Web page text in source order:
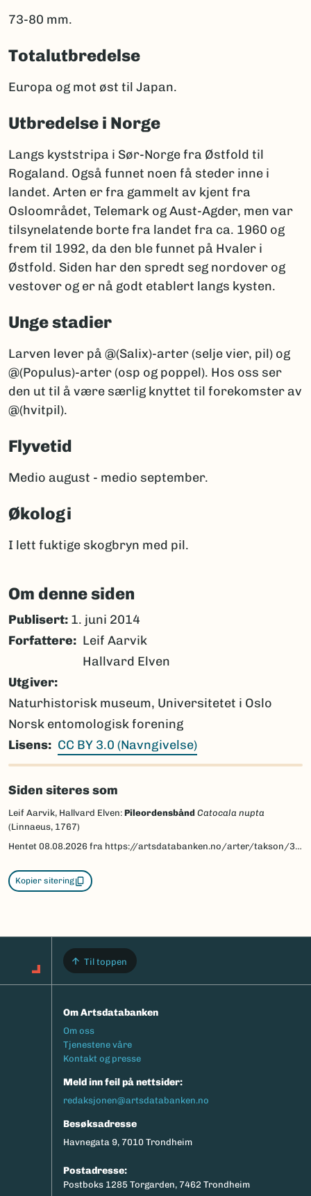
73-80 mm.
Totalutbredelse
Europa og mot øst til Japan.
Utbredelse i Norge
Langs kyststripa i Sør-Norge fra Østfold til
Rogaland. Også funnet noen få steder inne i
landet. Arten er fra gammelt av kjent fra
Osloområdet, Telemark og Aust-Agder, men var
tilsynelatende borte fra landet fra ca. 1960 og
frem til 1992, da den ble funnet på Hvaler i
Østfold. Siden har den spredt seg nordover og
vestover og er nå godt etablert langs kysten.
Unge stadier
Larven lever på @(Salix)-arter (selje vier, pil) og
@(Populus)-arter (osp og poppel). Hos oss ser
den ut til å være særlig knyttet til forekomster av
@(hvitpil).
Flyvetid
Medio august - medio september.
Økologi
I lett fuktige skogbryn med pil.
Om denne siden
Publisert: 1. juni 2014
Forfattere
Leif Aarvik
Hallvard Elven
Utgiver
Naturhistorisk museum, Universitetet i Oslo
Norsk entomologisk forening
Lisens
CC BY 3.0 (Navngivelse)
Siden siteres som
Leif Aarvik, Hallvard Elven: Pileordensbånd Catocala nupta
(Linnaeus, 1767)
Hentet 08.08.2026 fra https://artsdatabanken.no/arter/takson/30443/beskrivelse
Kopier sitering
Til toppen
Om Artsdatabanken
Footermeny
Om oss
Tjenestene våre
Kontakt og presse
Meld inn feil på nettsider:
redaksjonen@artsdatabanken.no
Besøksadresse
Havnegata 9, 7010 Trondheim
Postadresse:
Postboks 1285 Torgarden, 7462 Trondheim